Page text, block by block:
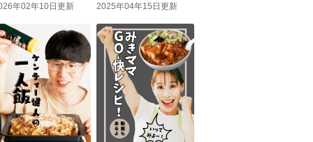
年02年10日更新 2025年04年15日更新